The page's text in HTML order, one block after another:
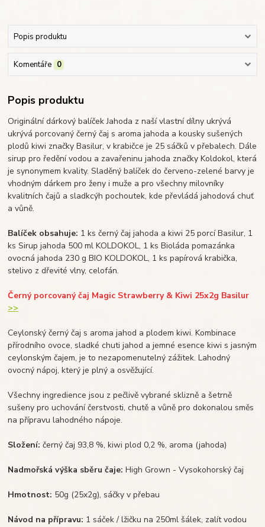
Popis produktu
Komentáře 0
Popis produktu
Originální dárkový balíček Jahoda z naší vlastní dílny ukrývá
ukrývá porcovaný černý čaj s aroma jahoda a kousky sušených
plodů kiwi značky Basilur, v krabičce je 25 sáčků v přebalech. Dále
sirup pro ředění vodou a zavařeninu jahoda značky Koldokol, která
je synonymem kvality. Sladěný balíček do červeno-zelené barvy je
vhodným dárkem pro ženy i muže a pro všechny milovníky
kvalitních čajů a sladkcýh pochoutek, kde převládá jahodová chuť
a vůně.
Balíček obsahuje: 1 ks černý čaj jahoda a kiwi 25 porcí Basilur, 1
ks Sirup jahoda 500 ml KOLDOKOL, 1 ks Bioláda pomazánka
ovocná jahoda 230 g BIO KOLDOKOL, 1 ks papírová krabička,
stelivo z dřevité vlny, celofán.
Černý porcovaný čaj Magic Strawberry & Kiwi 25x2g Basilur
>>
Ceylonský černý čaj s aroma jahod a plodem kiwi. Kombinace
přírodního ovoce, sladké chuti jahod a jemné esence kiwi s jasným
ceylonským čajem, je to nezapomenutelný zážitek. Lahodný
ovocný nápoj, který je plný a osvěžující.
Všechny ingredience jsou z pečlivě vybrané sklizně a šetrně
sušeny pro uchování čerstvosti, chutě a vůně pro dokonalou směs
na přípravu lahodného nápoje.
Složení: černý čaj 93,8 %, kiwi plod 0,2 %, aroma (jahoda)
Nadmořská výška sběru čaje: High Grown - Vysokohorský čaj
Hmotnost: 50g (25x2g), sáčky v přebau
Návod na přípravu: 1 sáček / lžičku na 250ml šálek, zalít vodou